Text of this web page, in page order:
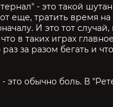
- это такой
еще, тратить время
И это тот случай,
в таких играх
за разом бегать и
это обычно боль. В